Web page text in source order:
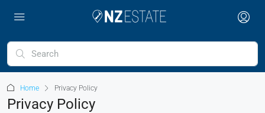
Home Privacy Policy
Privacy Policy